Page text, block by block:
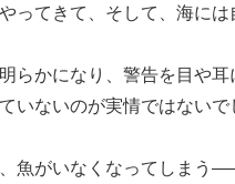
ってきて、そして、海に
らかになり、警告を目や耳
いないのが実情ではないで
魚がいなくなってしまう